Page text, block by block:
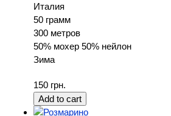
Италия
50 грамм
300 метров
50% мохер 50% нейлон
Зима
150 грн.